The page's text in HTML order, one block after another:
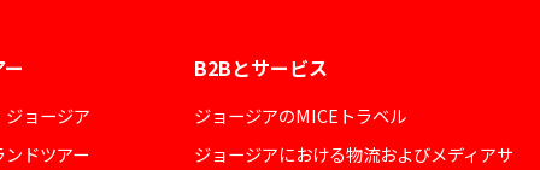
ョージア
ドツアー
B2Bとサービス
ジョージアのMICEトラベル
ジョージアにおける物流およびメディアサ